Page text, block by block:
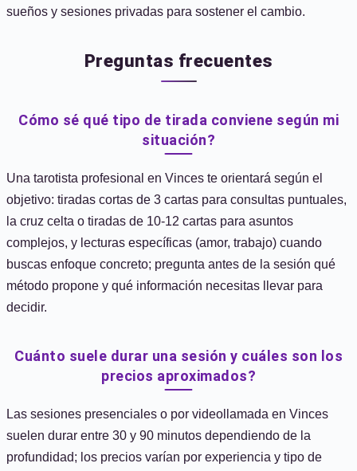
sueños y sesiones privadas para sostener el cambio.
Preguntas frecuentes
Cómo sé qué tipo de tirada conviene según mi
situación?
Una tarotista profesional en Vinces te orientará según el
objetivo: tiradas cortas de 3 cartas para consultas puntuales,
la cruz celta o tiradas de 10-12 cartas para asuntos
complejos, y lecturas específicas (amor, trabajo) cuando
buscas enfoque concreto; pregunta antes de la sesión qué
método propone y qué información necesitas llevar para
decidir.
Cuánto suele durar una sesión y cuáles son los
precios aproximados?
Las sesiones presenciales o por videollamada en Vinces
suelen durar entre 30 y 90 minutos dependiendo de la
profundidad; los precios varían por experiencia y tipo de